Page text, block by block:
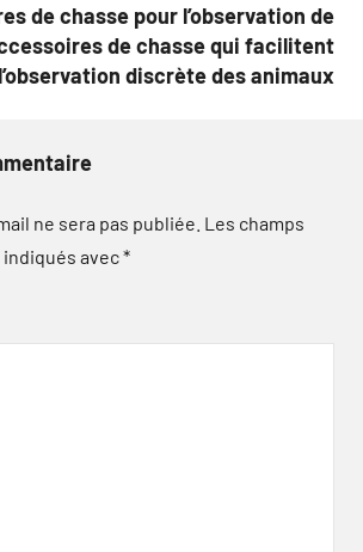
de chasse pour l’observation de
de chasse qui facilitent
l’observation discrète des animaux
ne sera pas publiée. Les champs
avec*